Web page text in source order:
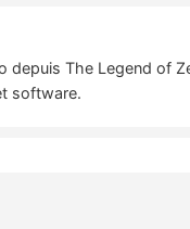
The Legend of
software.